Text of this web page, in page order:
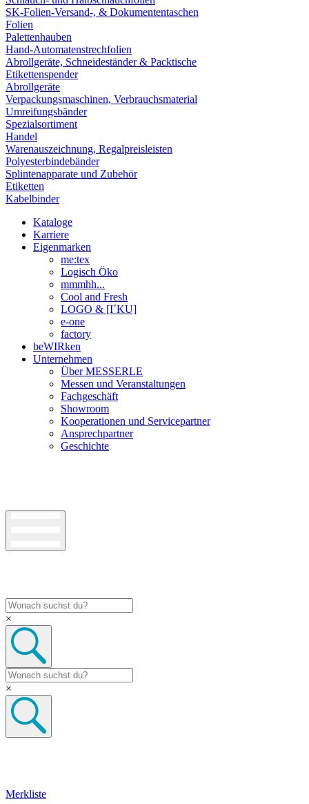
SK-Folien-Versand-, & Dokumententaschen
Folien
Palettenhauben
Hand-Automatenstrechfolien
Abrollgeräte, Schneideständer & Packtische
Etikettenspender
Abrollgeräte
Verpackungsmaschinen, Verbrauchsmaterial
Umreifungsbänder
Spezialsortiment
Handel
Warenauszeichnung, Regalpreisleisten
Polyesterbindebänder
Splintenapparate und Zubehör
Etiketten
Kabelbinder
Kataloge
Karriere
Eigenmarken
me:tex
Logisch Öko
mmmhh...
Cool and Fresh
LOGO & [I´KU]
e-one
factory
beWIRken
Unternehmen
Über MESSERLE
Messen und Veranstaltungen
Fachgeschäft
Showroom
Kooperationen und Servicepartner
Ansprechpartner
Geschichte
×
×
Merkliste